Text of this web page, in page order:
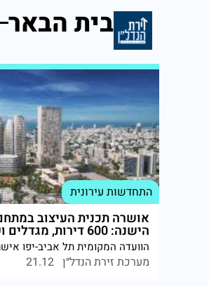
בית הבאר
התחדשות עירונית
אושרה תכנית העיצוב
הישנה: 600 דירות, מגדלים ושימור בית הבאר
הוועדה המקומית תל אביב-יפו
ולשיכון ובינוי נדל"ן תכנית הכוללת
34 קומות, דיור בהישג יד, מסחר ושימור מבנה היסטורי
מערכת זירת הנדל״ן 21.12